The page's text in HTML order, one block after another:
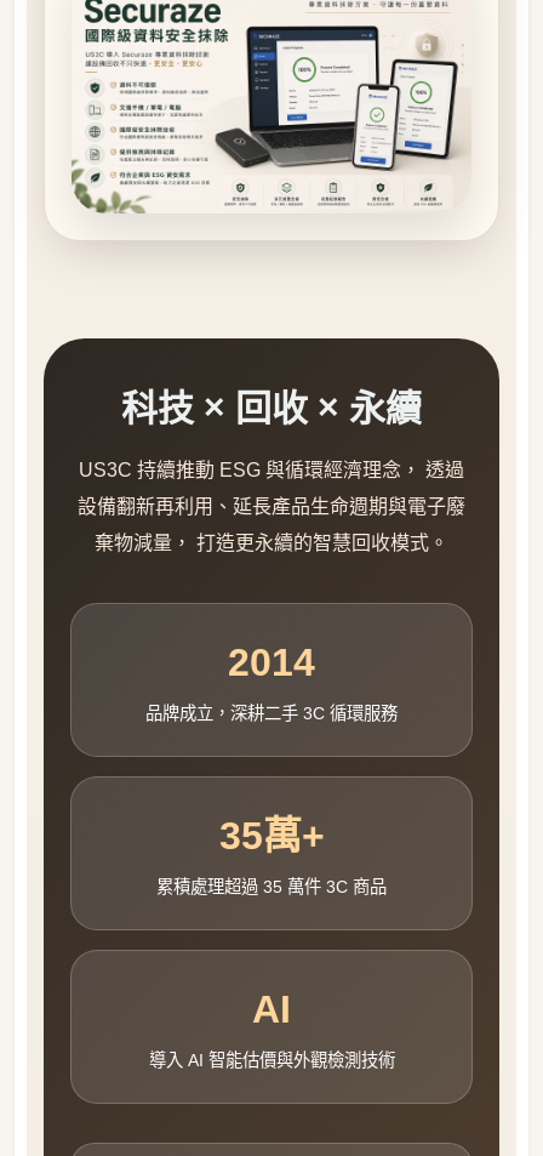
科技 × 回收 × 永續
US3C 持續推動 ESG 與循環經濟理念， 透過
設備翻新再利用、延長產品生命週期與電子廢
棄物減量， 打造更永續的智慧回收模式。
2014
品牌成立，深耕二手 3C 循環服務
35萬+
累積處理超過 35 萬件 3C 商品
AI
導入 AI 智能估價與外觀檢測技術